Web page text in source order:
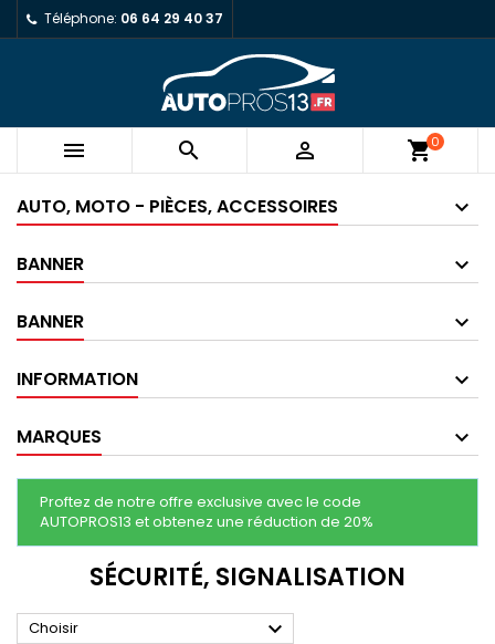
Téléphone: 06 64 29 40 37
   shopping_cart0
AUTO, MOTO - PIÈCES, ACCESSOIRES
BANNER
BANNER
INFORMATION
MARQUES
Proftez de notre offre exclusive avec le code
AUTOPROS13 et obtenez une réduction de 20%
SÉCURITÉ, SIGNALISATION
Choisir 